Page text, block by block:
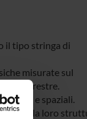
il tipo stringa di
misurate sul
terrestre.
e spaziali.
e della loro